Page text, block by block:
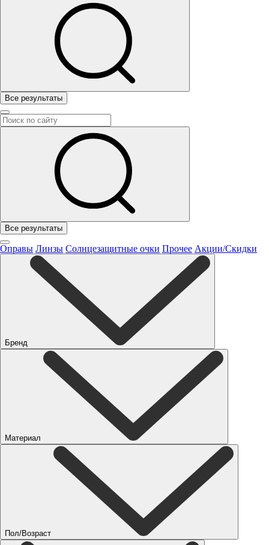
Все результаты
Все результаты
Оправы Линзы Солнцезащитные очки Прочее Акции/Скидки
Бренд
Материал
Пол/Возраст